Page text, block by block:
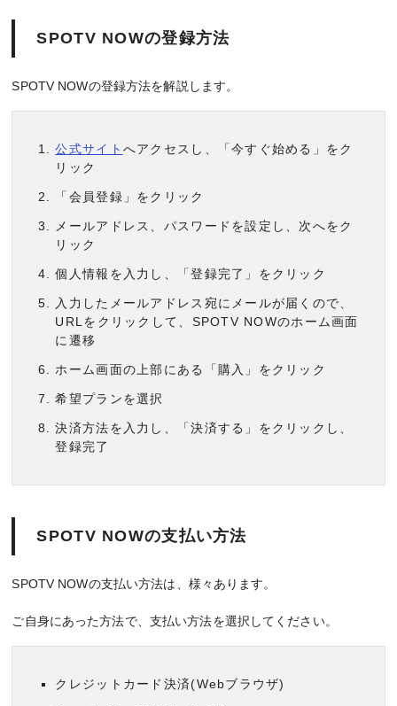
SPOTV NOWの登録方法
SPOTV NOWの登録方法を解説します。
公式サイト へアクセスし、「今すぐ始める」をク
リック
「会員登録」をクリック
メールアドレス、パスワードを設定し、次へをク
リック
個人情報を入力し、「登録完了」をクリック
入力したメールアドレス宛にメールが届くので、
URLをクリックして、SPOTV NOWのホーム画面
に遷移
ホーム画面の上部にある「購入」をクリック
希望プランを選択
決済方法を入力し、「決済する」をクリックし、
登録完了
SPOTV NOWの支払い方法
SPOTV NOWの支払い方法は、様々あります。
ご自身にあった方法で、支払い方法を選択してください。
クレジットカード決済(Webブラウザ)